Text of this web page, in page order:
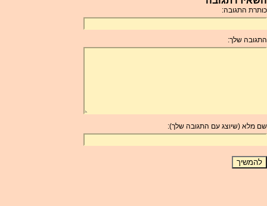
כותרת התגובה:
התגובה שלך:
שם מלא (שיוצג עם התגובה שלך):